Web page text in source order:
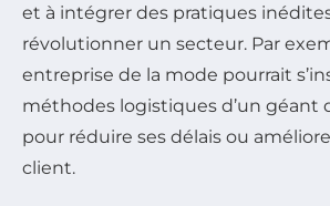
et à intégrer des pratiques
révolutionner un secteur. Par
entreprise de la mode pourrait
méthodes logistiques d’un géant
pour réduire ses délais ou
client.